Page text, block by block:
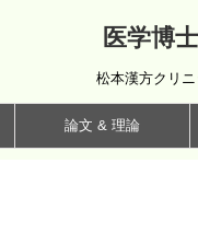
医学博
松本漢方クリ
論文 & 理論